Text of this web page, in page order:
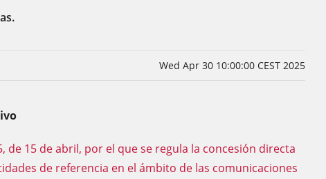
Wed Apr 30 10:00:00 CEST 2025
de 15 de abril, por el que se regula la concesión directa
de referencia en el ámbito de las comunicaciones